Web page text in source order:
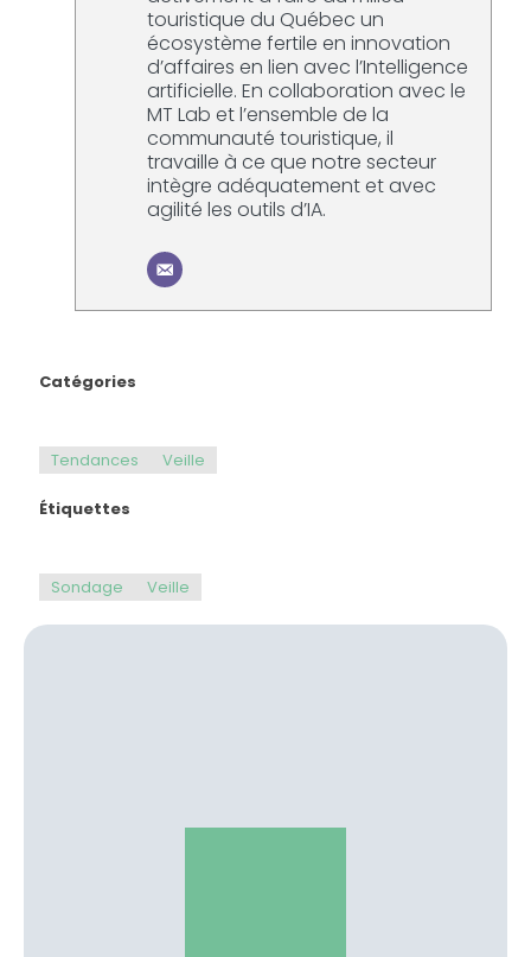
touristique du Québec un
écosystème fertile en innovation
d’affaires en lien avec l’Intelligence
artificielle. En collaboration avec le
MT Lab et l’ensemble de la
communauté touristique, il
travaille à ce que notre secteur
intègre adéquatement et avec
agilité les outils d’IA.
Catégories
Tendances Veille
Étiquettes
Sondage Veille